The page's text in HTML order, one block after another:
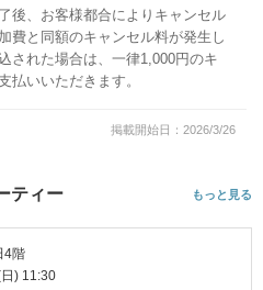
後、お客様都合によりキャンセル
費と同額のキャンセル料が発生し
された場合は、一律1,000円のキ
払いいただきます。
掲載開始日：2026/3/26
ティー もっと見る
4階
) 11:30